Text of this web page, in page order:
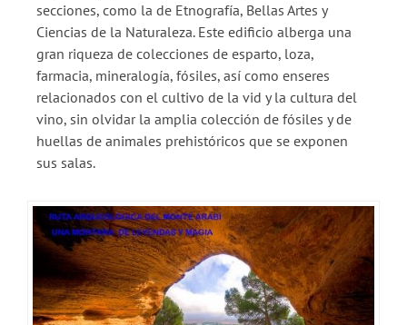
secciones, como la de Etnografía, Bellas Artes y
Ciencias de la Naturaleza. Este edificio alberga una
gran riqueza de colecciones de esparto, loza,
farmacia, mineralogía, fósiles, así como enseres
relacionados con el cultivo de la vid y la cultura del
vino, sin olvidar la amplia colección de fósiles y de
huellas de animales prehistóricos que se exponen
sus salas.